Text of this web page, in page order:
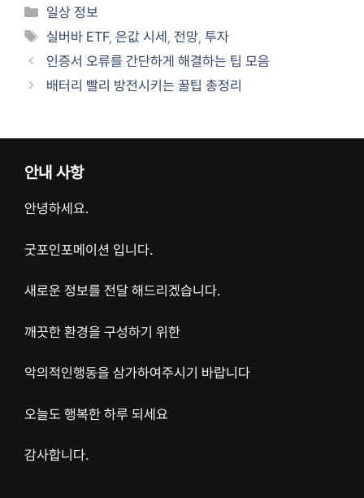
카
테
리
일상 정보
태
그
실버바 ETF,은값 시세 ,전망,투자
인증서 오류를 간단하게 해결하는 팁 모음
배터리 빨리 방전시키는 꿀팁 총정리
안내 사항
안녕하세요.
굿포인포메이션 입니다.
새로운 정보를 전달 해드리겠습니다.
깨끗한 환경을 구성하기 위한
악의적인행동을 삼가하여주시기 바랍니다
오늘도 행복한 하루 되세요
감사합니다.